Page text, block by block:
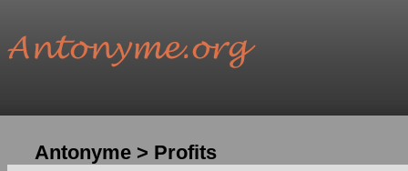
Antonyme > Profits